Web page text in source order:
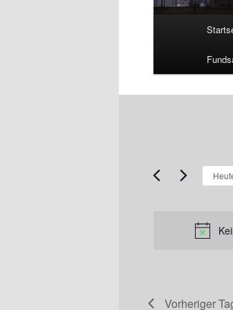
Veranstaltungen
für
Vorheriger